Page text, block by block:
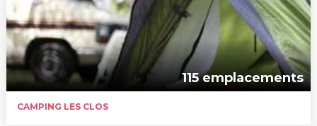
115 emplacements
CAMPING LES CLOS